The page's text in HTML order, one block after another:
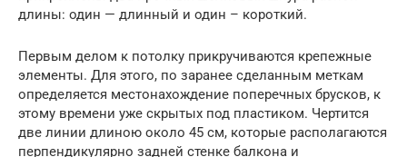
длины: один — длинный и один – короткий.
Первым делом к потолку прикручиваются крепежные
элементы. Для этого, по заранее сделанным меткам
определяется местонахождение поперечных брусков, к
этому времени уже скрытых под пластиком. Чертится
две линии длиною около 45 см, которые располагаются
перпендикулярно задней стенке балкона и